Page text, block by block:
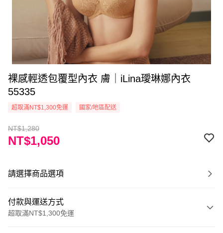
裸感輕透包覆型內衣 膚｜iLina璦琳娜內衣
55335
超取滿NT$1,300免運 國家/地區配送
NT$1,280
NT$1,050
請選擇商品選項
付款與運送方式
超取滿NT$1,300免運